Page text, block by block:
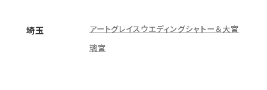
埼玉
アートグレイスウエディングシャトー＆大宮
璃宮